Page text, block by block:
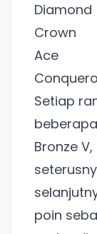
Diamond
Crown
Ace
Setiap
Bronze
poin